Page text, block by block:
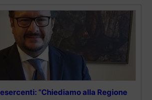
“Chiediamo alla Regione